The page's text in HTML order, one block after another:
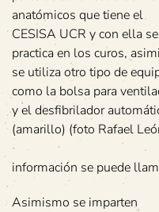
anatómicos que tiene el
CESISA UCR y con ella se
practica en los curos,
se utiliza otro tipo de
como la bolsa para
y el desfibrilador
(amarillo) (foto Rafael
información se puede
Asimismo se imparten